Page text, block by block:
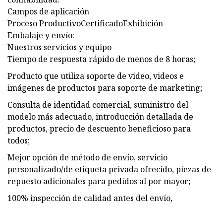
Campos de aplicación
Proceso ProductivoCertificadoExhibición
Embalaje y envío:
Nuestros servicios y equipo
Tiempo de respuesta rápido de menos de 8 horas;
Producto que utiliza soporte de video, videos e
imágenes de productos para soporte de marketing;
Consulta de identidad comercial, suministro del
modelo más adecuado, introducción detallada de
productos, precio de descuento beneficioso para
todos;
Mejor opción de método de envío, servicio
personalizado/de etiqueta privada ofrecido, piezas de
repuesto adicionales para pedidos al por mayor;
100% inspección de calidad antes del envío,